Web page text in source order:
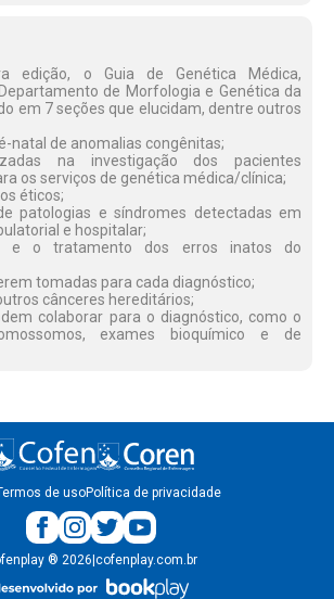
edição, o Guia de Genética Médica,
de Morfologia e Genética da
em 7 seções que elucidam, dentre outros
natal de anomalias congênitas;
na investigação dos pacientes
os serviços de genética médica/clínica;
éticos;
patologias e síndromes detectadas em
e hospitalar;
e o tratamento dos erros inatos do
tomadas para cada diagnóstico;
cânceres hereditários;
colaborar para o diagnóstico, como o
exames bioquímico e de
de usoPolítica de privacidade
® 2026 cofenplay.com.br